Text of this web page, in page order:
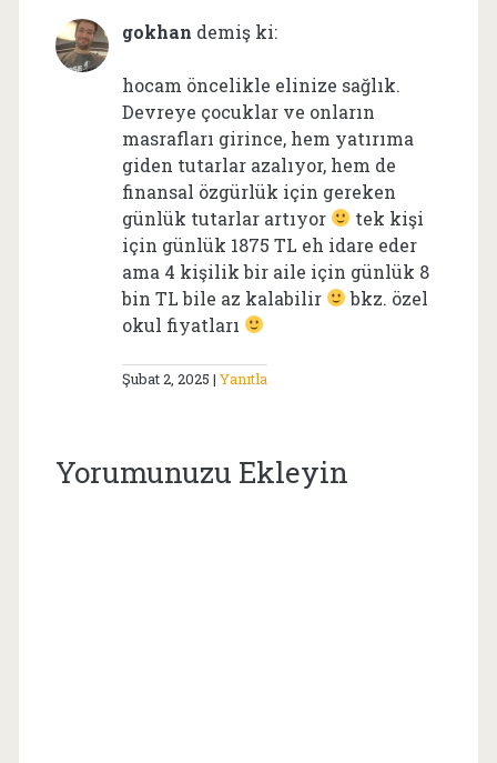
gokhan demiş ki:
hocam öncelikle elinize sağlık.
Devreye çocuklar ve onların
masrafları girince, hem yatırıma
giden tutarlar azalıyor, hem de
finansal özgürlük için gereken
günlük tutarlar artıyor
tek kişi
için günlük 1875 TL eh idare eder
ama 4 kişilik bir aile için günlük 8
bin TL bile az kalabilir
bkz. özel
okul fiyatları
Şubat 2, 2025 Yanıtla
Yorumunuzu Ekleyin